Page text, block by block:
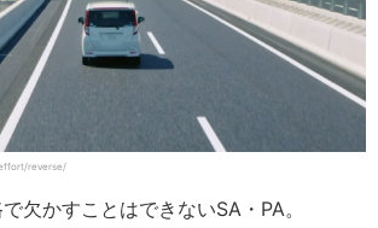
reverse/
欠かすことはできないSA・PA。